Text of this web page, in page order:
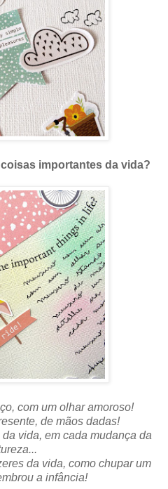
importantes da vida?
com um olhar amoroso!
de mãos dadas!
vida, em cada mudança da
da vida, como chupar um
a infância!